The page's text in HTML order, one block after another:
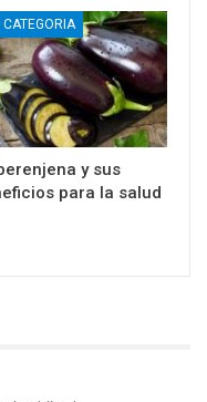
CATEGORIA
y sus
para la salud